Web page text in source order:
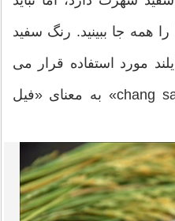
جا ببینید. رنگ سفید
مورد استفاده قرار می
گیرد. واژه بومی «chang sam khan» به معنای «فیل